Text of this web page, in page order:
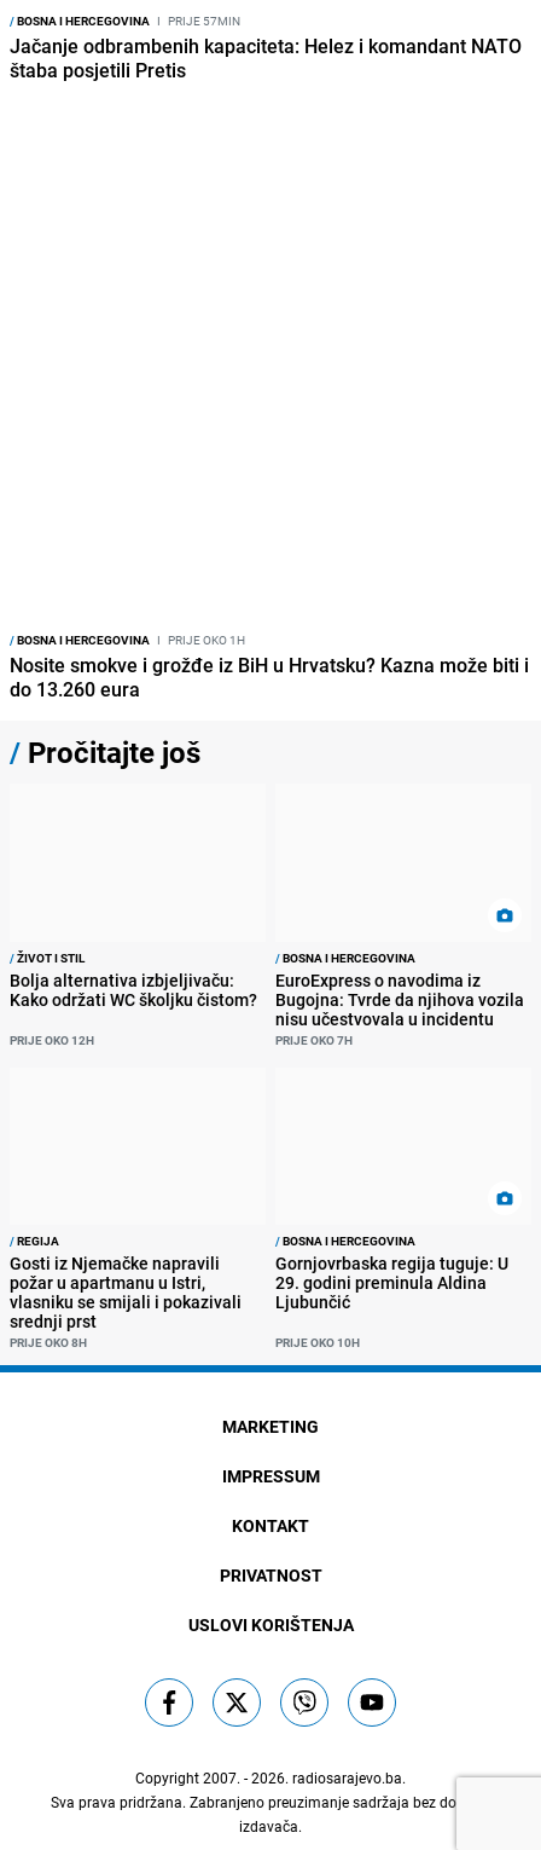
/BOSNA I HERCEGOVINA I PRIJE 57MIN
Jačanje odbrambenih kapaciteta: Helez i komandant NATO
štaba posjetili Pretis
/BOSNA I HERCEGOVINA I PRIJE OKO 1H
Nosite smokve i grožđe iz BiH u Hrvatsku? Kazna može biti i
do 13.260 eura
/ Pročitajte još
/ŽIVOT I STIL
Bolja alternativa izbjeljivaču:
Kako održati WC školjku čistom?
PRIJE OKO 12H
/BOSNA I HERCEGOVINA
EuroExpress o navodima iz
Bugojna: Tvrde da njihova vozila
nisu učestvovala u incidentu
PRIJE OKO 7H
/REGIJA
Gosti iz Njemačke napravili
požar u apartmanu u Istri,
vlasniku se smijali i pokazivali
srednji prst
PRIJE OKO 8H
/BOSNA I HERCEGOVINA
Gornjovrbaska regija tuguje: U
29. godini preminula Aldina
Ljubunčić
PRIJE OKO 10H
MARKETING
IMPRESSUM
KONTAKT
PRIVATNOST
USLOVI KORIŠTENJA
Copyright 2007. - 2026. radiosarajevo.ba.
Sva prava pridržana. Zabranjeno preuzimanje sadržaja bez dozvole
izdavača.